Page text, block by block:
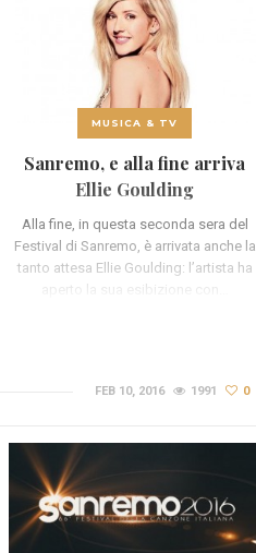
MUSICA & TV
Sanremo, e alla fine arriva
Ellie Goulding
Alla fine, in questa seconda sera del
Festival di Sanremo, è arrivata anche la
tanto attesa Ellie Goulding: l’artista ha
aperto la sua esibizione con…
FEB 10, 2016 1991 0